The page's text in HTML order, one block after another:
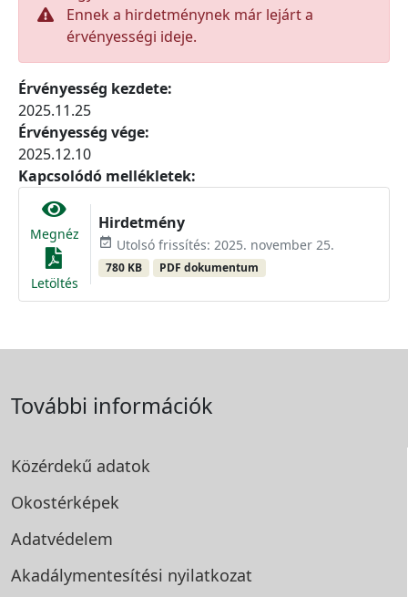
Ennek a hirdetménynek már lejárt a
érvényességi ideje.
Érvényesség kezdete:
2025.11.25
Érvényesség vége:
2025.12.10
Kapcsolódó mellékletek:
Megnéz
Letöltés
Hirdetmény
event_available Utolsó frissítés: 2025. november 25.
780 KB PDF dokumentum
További információk
Közérdekű adatok
Okostérképek
Adatvédelem
Akadálymentesítési nyilatkozat